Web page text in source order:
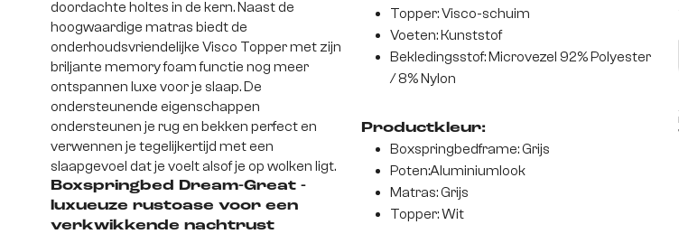
doordachte holtes in de kern. Naast de
hoogwaardige matras biedt de
onderhoudsvriendelijke Visco Topper met zijn
briljante memory foam functie nog meer
ontspannen luxe voor je slaap. De
ondersteunende eigenschappen
ondersteunen je rug en bekken perfect en
verwennen je tegelijkertijd met een
slaapgevoel dat je voelt alsof je op wolken ligt.
Boxspringbed Dream-Great -
luxueuze rustoase voor een
verkwikkende nachtrust
Topper: Visco-schuim
Voeten: Kunststof
Bekledingsstof: Microvezel 92% Polyester
/ 8% Nylon
Productkleur:
Boxspringbedframe: Grijs
Poten:Aluminiumlook
Matras: Grijs
Topper: Wit